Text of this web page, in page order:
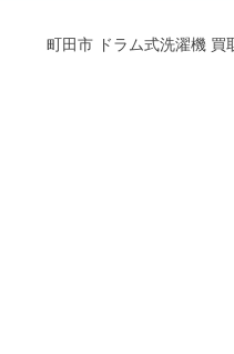
町田市 ドラム式洗濯機 買